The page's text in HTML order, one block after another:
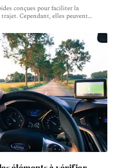
conçues pour faciliter la
Cependant, elles peuvent…